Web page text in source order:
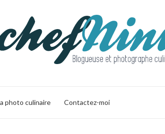
photo culinaire Contactez-moi